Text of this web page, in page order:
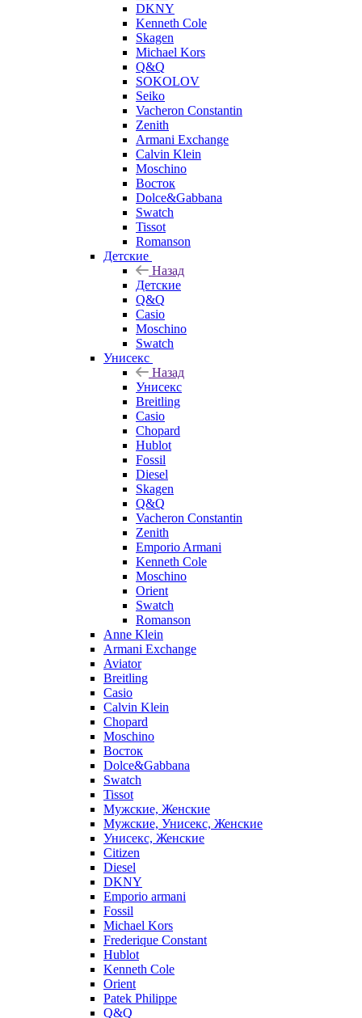
DKNY
Kenneth Cole
Skagen
Michael Kors
Q&Q
SOKOLOV
Seiko
Vacheron Constantin
Zenith
Armani Exchange
Calvin Klein
Moschino
Восток
Dolce&Gabbana
Swatch
Tissot
Romanson
Детские
Назад
Детские
Q&Q
Casio
Moschino
Swatch
Унисекс
Назад
Унисекс
Breitling
Casio
Chopard
Hublot
Fossil
Diesel
Skagen
Q&Q
Vacheron Constantin
Zenith
Emporio Armani
Kenneth Cole
Moschino
Orient
Swatch
Romanson
Anne Klein
Armani Exchange
Aviator
Breitling
Casio
Calvin Klein
Chopard
Moschino
Восток
Dolce&Gabbana
Swatch
Tissot
Мужские, Женские
Мужские, Унисекс, Женские
Унисекс, Женские
Citizen
Diesel
DKNY
Emporio armani
Fossil
Michael Kors
Frederique Constant
Hublot
Kenneth Cole
Orient
Patek Philippe
Q&Q